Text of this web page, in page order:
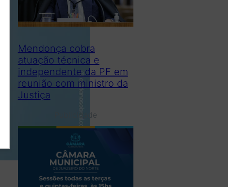
Mendonça cobra
atuação técnica e
independente da PF em
reunião com ministro da
Justiça
Publicidade